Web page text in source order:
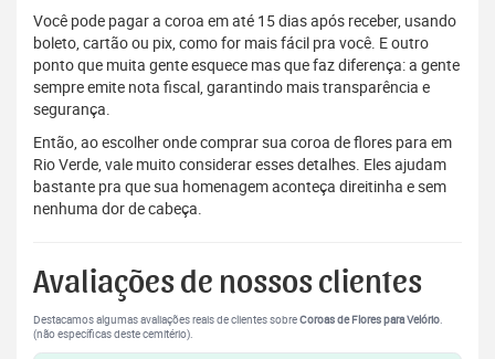
Você pode pagar a coroa em até 15 dias após receber, usando
boleto, cartão ou pix, como for mais fácil pra você. E outro
ponto que muita gente esquece mas que faz diferença: a gente
sempre emite nota fiscal, garantindo mais transparência e
segurança.
Então, ao escolher onde comprar sua coroa de flores para em
Rio Verde, vale muito considerar esses detalhes. Eles ajudam
bastante pra que sua homenagem aconteça direitinha e sem
nenhuma dor de cabeça.
Avaliações de nossos clientes
Destacamos algumas avaliações reais de clientes sobreCoroas de Flores para Velório.
(não específicas deste cemitério).